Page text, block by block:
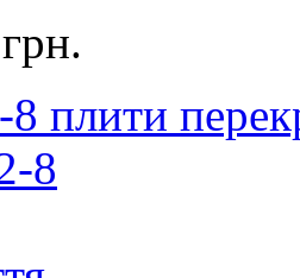
грн.
плити